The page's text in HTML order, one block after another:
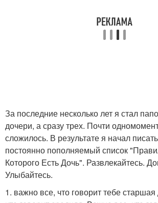
За последние несколько лет я стал
дочери, а сразу трех. Почти
сложилось. В результате я начал
постоянно пополняемый список
Которого Есть Дочь". Развлекайтесь.
Улыбайтесь.
1. важно все, что говорит тебе